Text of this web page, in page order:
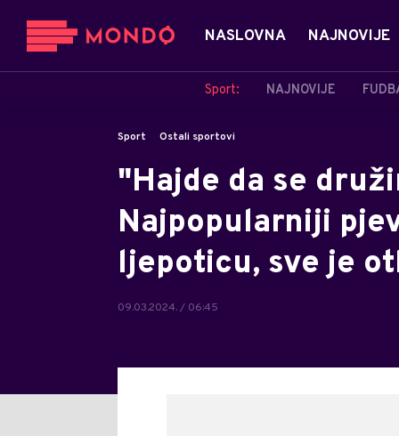
NASLOVNA NAJNOVIJE
Sport: NAJNOVIJE
Sport Ostali sportovi
"Hajde da se
Najpopularniji
ljepoticu, sve je
09.03.2024. / 06:45